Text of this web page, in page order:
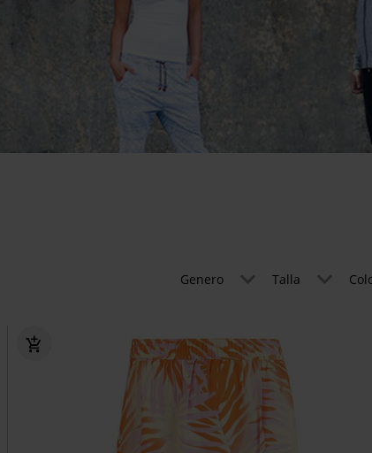
Genero Talla